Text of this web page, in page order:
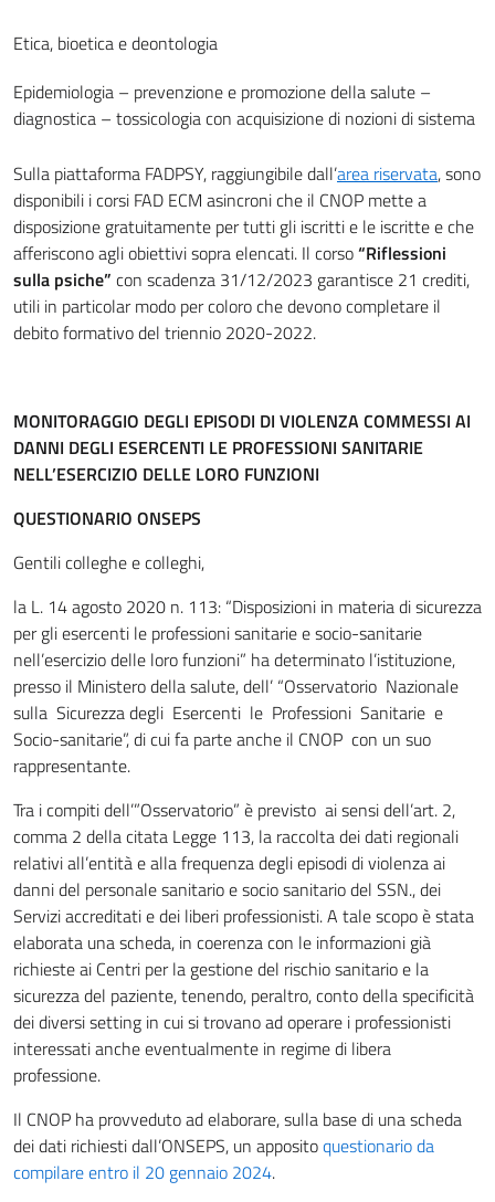
Etica, bioetica e deontologia
Epidemiologia – prevenzione e promozione della salute –
diagnostica – tossicologia con acquisizione di nozioni di sistema
Sulla piattaforma FADPSY, raggiungibile dall’area riservata, sono
disponibili i corsi FAD ECM asincroni che il CNOP mette a
disposizione gratuitamente per tutti gli iscritti e le iscritte e che
afferiscono agli obiettivi sopra elencati. Il corso“Riflessioni
sulla psiche” con scadenza 31/12/2023 garantisce 21 crediti,
utili in particolar modo per coloro che devono completare il
debito formativo del triennio 2020-2022.
MONITORAGGIO DEGLI EPISODI DI VIOLENZA COMMESSI AI
DANNI DEGLI ESERCENTI LE PROFESSIONI SANITARIE
NELL’ESERCIZIO DELLE LORO FUNZIONI
QUESTIONARIO ONSEPS
Gentili colleghe e colleghi,
la L. 14 agosto 2020 n. 113: “Disposizioni in materia di sicurezza
per gli esercenti le professioni sanitarie e socio-sanitarie
nell’esercizio delle loro funzioni” ha determinato l’istituzione,
presso il Ministero della salute, dell’ “Osservatorio Nazionale
sulla Sicurezza degli Esercenti le Professioni Sanitarie e
Socio-sanitarie”, di cui fa parte anche il CNOP con un suo
rappresentante.
Tra i compiti dell’”Osservatorio” è previsto ai sensi dell’art. 2,
comma 2 della citata Legge 113, la raccolta dei dati regionali
relativi all’entità e alla frequenza degli episodi di violenza ai
danni del personale sanitario e socio sanitario del SSN., dei
Servizi accreditati e dei liberi professionisti. A tale scopo è stata
elaborata una scheda, in coerenza con le informazioni già
richieste ai Centri per la gestione del rischio sanitario e la
sicurezza del paziente, tenendo, peraltro, conto della specificità
dei diversi setting in cui si trovano ad operare i professionisti
interessati anche eventualmente in regime di libera
professione.
Il CNOP ha provveduto ad elaborare, sulla base di una scheda
dei dati richiesti dall’ONSEPS, un appositoquestionario da
compilare entro il 20 gennaio 2024.